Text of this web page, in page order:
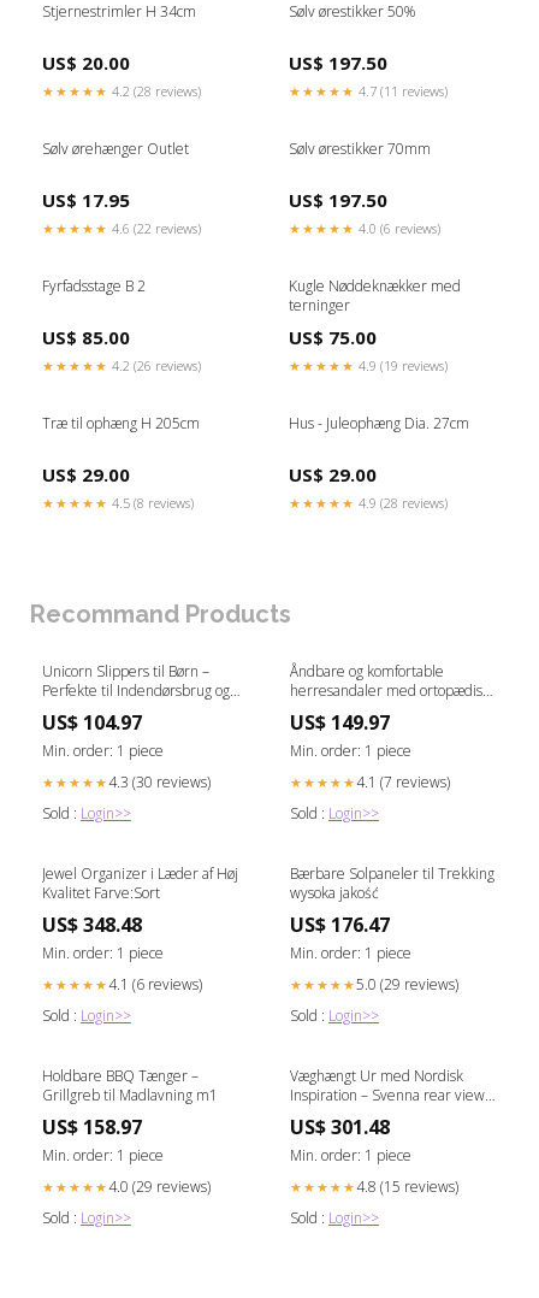
Stjernestrimler H 34cm
US$ 20.00
★★★★★ 4.2 (28 reviews)
Sølv ørestikker 50%
US$ 197.50
★★★★★ 4.7 (11 reviews)
Sølv ørehænger Outlet
US$ 17.95
★★★★★ 4.6 (22 reviews)
Sølv ørestikker 70mm
US$ 197.50
★★★★★ 4.0 (6 reviews)
Fyrfadsstage B 2
US$ 85.00
★★★★★ 4.2 (26 reviews)
Kugle Nøddeknækker med
terninger
US$ 75.00
★★★★★ 4.9 (19 reviews)
Træ til ophæng H 205cm
US$ 29.00
★★★★★ 4.5 (8 reviews)
Hus - Juleophæng Dia. 27cm
US$ 29.00
★★★★★ 4.9 (28 reviews)
Recommand Products
Unicorn Slippers til Børn –
Perfekte til Indendørsbrug og
US$ 104.97
Min. order: 1 piece
★★★★★4.3 (30 reviews)
Sold : Login>>
Åndbare og komfortable
herresandaler med ortopædisk
US$ 149.97
Min. order: 1 piece
★★★★★4.1 (7 reviews)
Sold : Login>>
Jewel Organizer i Læder af Høj
Kvalitet Farve:Sort
US$ 348.48
Min. order: 1 piece
★★★★★4.1 (6 reviews)
Sold : Login>>
Bærbare Solpaneler til Trekking
wysoka jakość
US$ 176.47
Min. order: 1 piece
★★★★★5.0 (29 reviews)
Sold : Login>>
Holdbare BBQ Tænger –
Grillgreb til Madlavning m1
US$ 158.97
Min. order: 1 piece
★★★★★4.0 (29 reviews)
Sold : Login>>
Væghængt Ur med Nordisk
Inspiration – Svenna rear view
US$ 301.48
Min. order: 1 piece
★★★★★4.8 (15 reviews)
Sold : Login>>